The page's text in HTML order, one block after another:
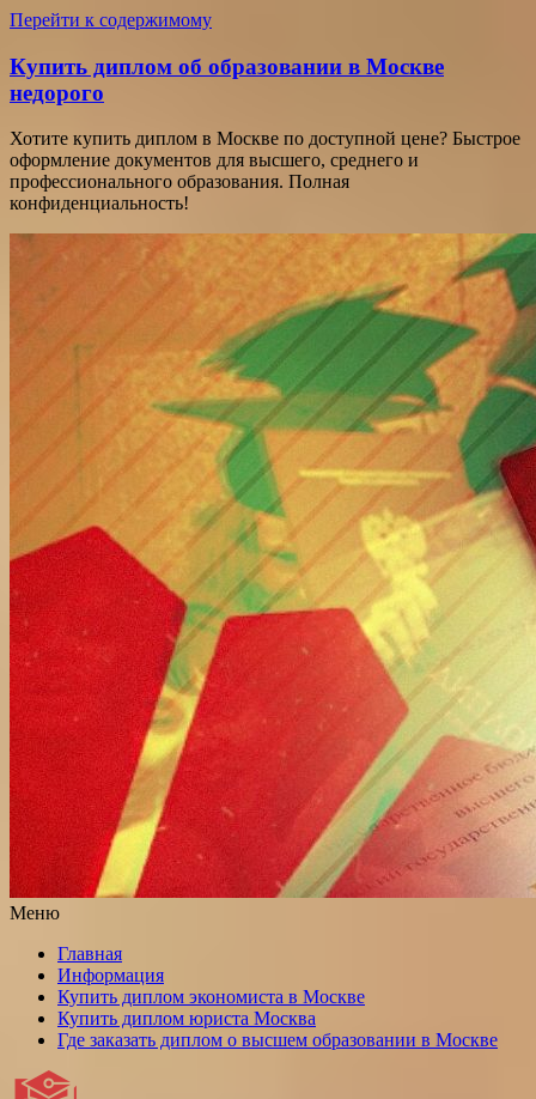
Перейти к содержимому
Купить диплом об образовании в Москве
недорого
Хотите купить диплом в Москве по доступной цене? Быстрое
оформление документов для высшего, среднего и
профессионального образования. Полная
конфиденциальность!
Меню
Главная
Информация
Купить диплом экономиста в Москве
Купить диплом юриста Москва
Где заказать диплом о высшем образовании в Москве